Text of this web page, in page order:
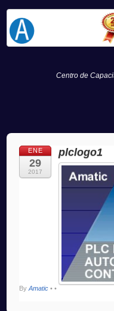
Centro de
ENE
29
2017
plclogo1
ByAmatic • •